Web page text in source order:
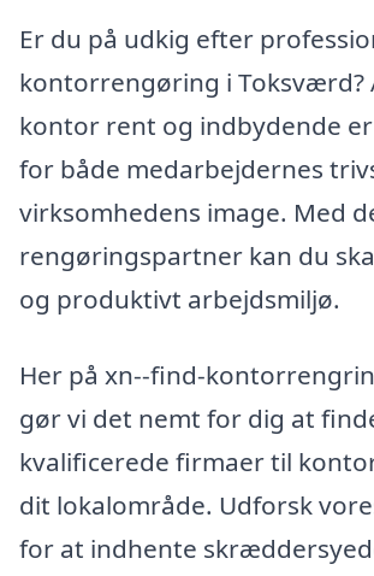
Er du på udkig efter
kontorrengøring i Toksværd?
kontor rent og indbydende
for både medarbejdernes
virksomhedens image. Med
rengøringspartner kan du
og produktivt arbejdsmiljø.
Her på xn--find-
gør vi det nemt for dig at
kvalificerede firmaer til
dit lokalområde. Udforsk
for at indhente